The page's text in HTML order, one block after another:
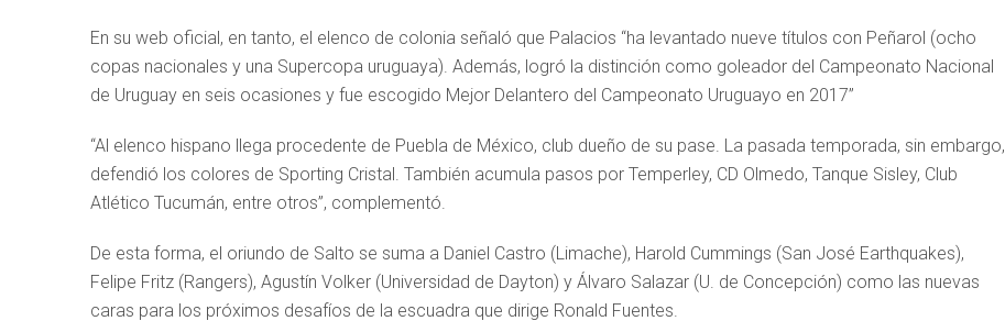
En su web oficial, en tanto, el elenco de colonia señaló que Palacios “ha levantado nueve títulos con Peñarol (ocho
copas nacionales y una Supercopa uruguaya). Además, logró la distinción como goleador del Campeonato Nacional
de Uruguay en seis ocasiones y fue escogido Mejor Delantero del Campeonato Uruguayo en 2017”
“Al elenco hispano llega procedente de Puebla de México, club dueño de su pase. La pasada temporada, sin embargo,
defendió los colores de Sporting Cristal. También acumula pasos por Temperley, CD Olmedo, Tanque Sisley, Club
Atlético Tucumán, entre otros”, complementó.
De esta forma, el oriundo de Salto se suma a Daniel Castro (Limache), Harold Cummings (San José Earthquakes),
Felipe Fritz (Rangers), Agustín Volker (Universidad de Dayton) y Álvaro Salazar (U. de Concepción) como las nuevas
caras para los próximos desafíos de la escuadra que dirige Ronald Fuentes.